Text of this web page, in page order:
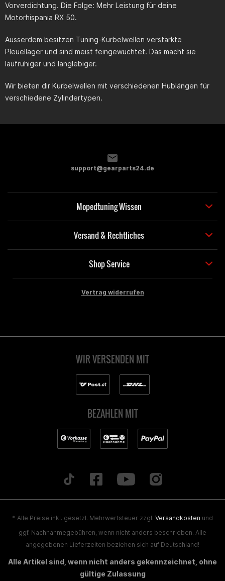
Vorverdichtung. Die Folge: Mehr Leistung für deine
Motorhispania RX 50.
Ausserdem besitzen Tuning-Kurbelwellen verstärkte
Pleuellager und sind meist feingewuchtet. Das macht sie
laufruhiger und langlebiger.
Wir bieten dir Kurbelwellen mit verschiedenen Hublängen für
verschiedene Zylindertypen.
support@gearparts24.de
Mopedtuning Wissen
Versand & Rechtliches
Shop Service
Vertrag widerrufen
WIR VERSENDEN MIT
BEZAHLEN MIT
* Alle Preise inkl. gesetzl. Mehrwertsteuer zzgl. Versandkosten und
ggf. Nachnahmegebühren, wenn nicht anders beschrieben. Alle
angegebenen Lieferzeiten beziehen sich auf Deutschland!
Alle Artikel sind, wenn nicht anders gekennzeichnet, ohne
gültige Zulassung